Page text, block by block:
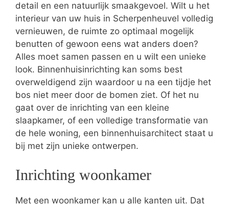
detail en een natuurlijk smaakgevoel. Wilt u het
interieur van uw huis in Scherpenheuvel volledig
vernieuwen, de ruimte zo optimaal mogelijk
benutten of gewoon eens wat anders doen?
Alles moet samen passen en u wilt een unieke
look. Binnenhuisinrichting kan soms best
overweldigend zijn waardoor u na een tijdje het
bos niet meer door de bomen ziet. Of het nu
gaat over de inrichting van een kleine
slaapkamer, of een volledige transformatie van
de hele woning, een binnenhuisarchitect staat u
bij met zijn unieke ontwerpen.
Inrichting woonkamer
Met een woonkamer kan u alle kanten uit. Dat